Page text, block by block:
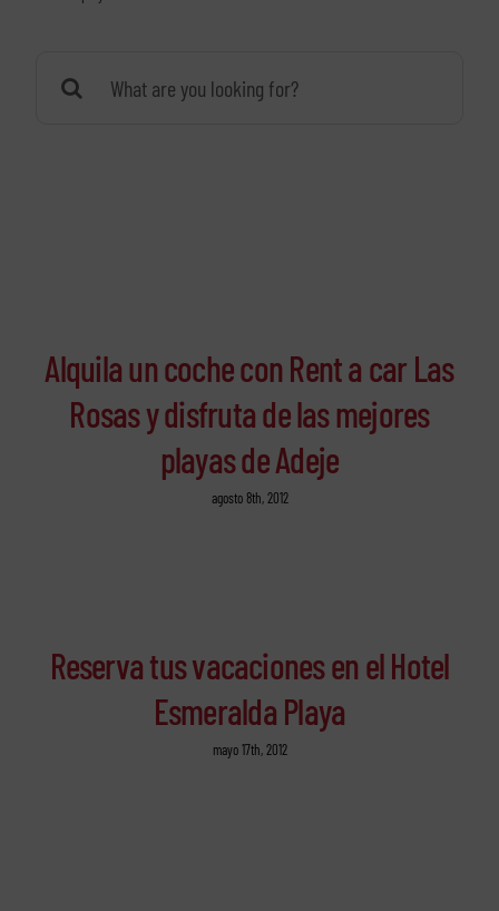
Alquila un coche con Rent a car Las
Rosas y disfruta de las mejores
playas de Adeje
agosto 8th, 2012
Reserva tus vacaciones en el Hotel
Esmeralda Playa
mayo 17th, 2012